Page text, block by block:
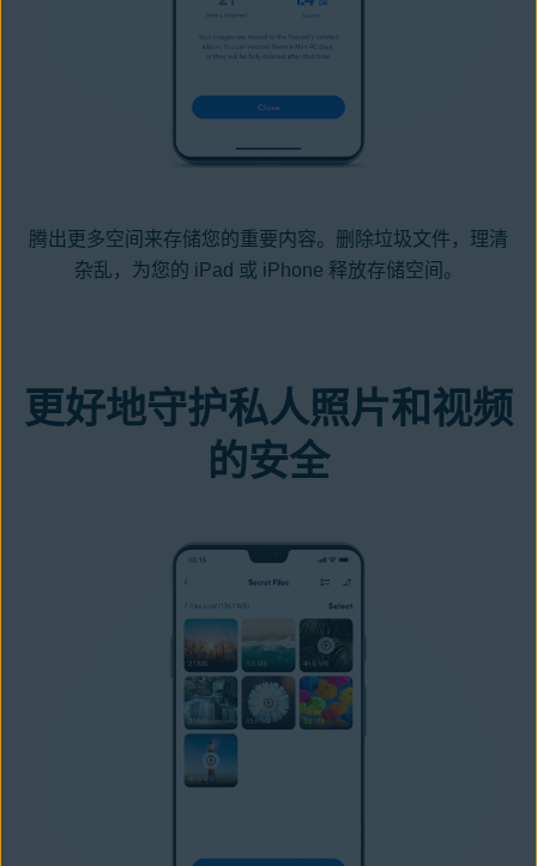
腾出更多空间来存储您的重要内容。删除垃圾文件，理清
杂乱，为您的 iPad 或 iPhone 释放存储空间。
更好地守护私人照片和视频
的安全